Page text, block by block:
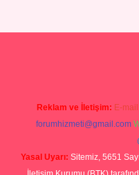
Reklam ve İletişim: E-mail:
forumhizmeti@gmail.com
Yasal Uyarı: Sitemiz, 5651